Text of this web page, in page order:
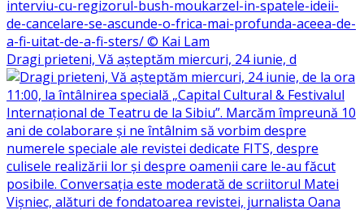
Dragi prieteni, Vă așteptăm miercuri, 24 iunie, d